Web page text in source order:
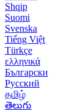
Shqip
Suomi
Svenska
Tiếng Việt
Türkçe
ελληνικά
Български
Русский
தமிழ்
తెలుగు